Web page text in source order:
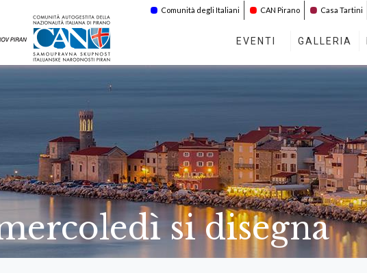
Comunità degli Italiani CAN Pirano Casa Tartini
EVENTI GALLERIA
si disegna